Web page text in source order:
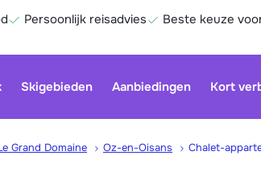
Persoonlijk reisadvies Beste keuze
Skigebieden Aanbiedingen Kort
Grand Domaine Oz-en-Oisans Chalet-